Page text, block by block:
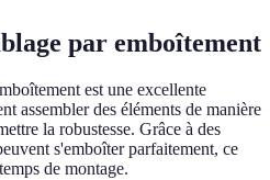
par emboîtement
est une excellente
assembler des éléments de manière
la robustesse. Grâce à des
s'emboîter parfaitement, ce
de montage.